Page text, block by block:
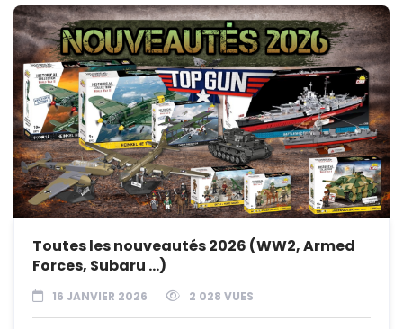
Toutes les nouveautés 2026 (WW2, Armed
Forces, Subaru …)
16 JANVIER 2026 2 028 VUES